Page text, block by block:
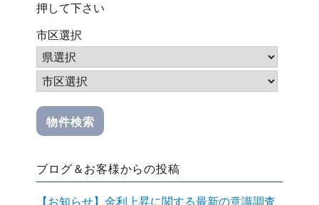
押して下さい
市区選択
ブログ＆お客様からの投稿
【お知らせ】金利上昇に関する最新の意識調査